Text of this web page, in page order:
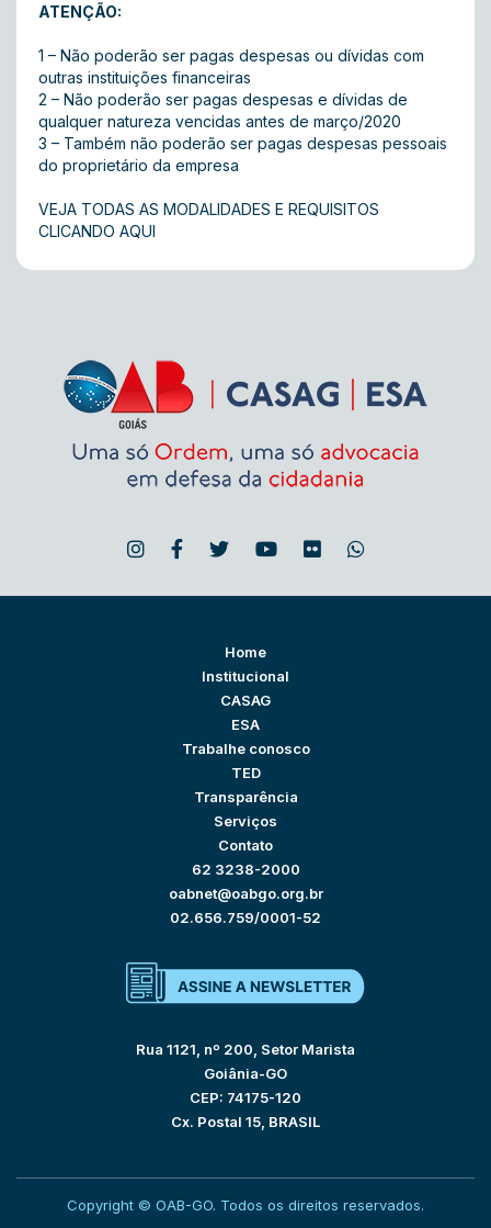
ATENÇÃO:
1 – Não poderão ser pagas despesas ou dívidas com
outras instituições financeiras
2 – Não poderão ser pagas despesas e dívidas de
qualquer natureza vencidas antes de março/2020
3 – Também não poderão ser pagas despesas pessoais
do proprietário da empresa
VEJA TODAS AS MODALIDADES E REQUISITOS
CLICANDO AQUI
Home
Institucional
CASAG
ESA
Trabalhe conosco
TED
Transparência
Serviços
Contato
62 3238-2000
oabnet@oabgo.org.br
02.656.759/0001-52
Rua 1121, nº 200, Setor Marista
Goiânia-GO
CEP: 74175-120
Cx. Postal 15, BRASIL
Copyright © OAB-GO. Todos os direitos reservados.